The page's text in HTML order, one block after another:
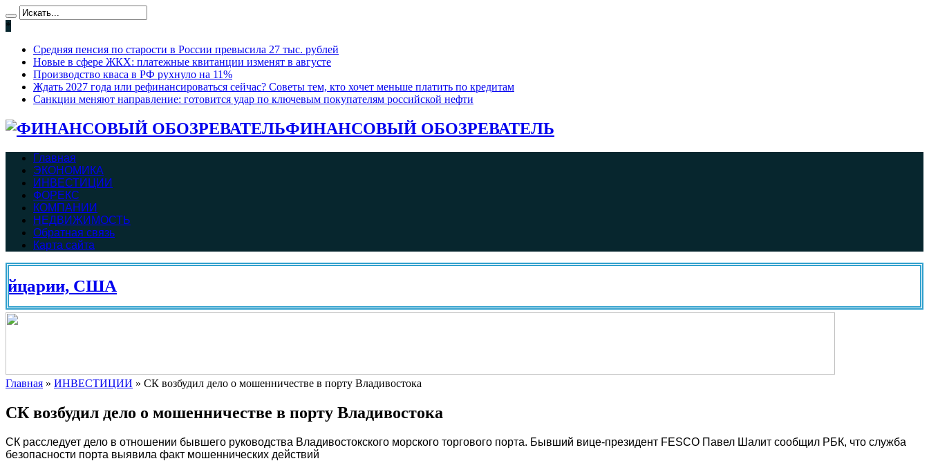
*
Средняя пенсия по старости в России превысила 27 тыс. рублей
Новые в сфере ЖКХ: платежные квитанции изменят в августе
Производство кваса в РФ рухнуло на 11%
Ждать 2027 года или рефинансироваться сейчас? Советы тем, кто хочет меньше платить по кредитам
Санкции меняют направление: готовится удар по ключевым покупателям российской нефти
ФИНАНСОВЫЙ ОБОЗРЕВАТЕЛЬ
Главная
ЭКОНОМИКА
ИНВЕСТИЦИИ
ФОРЕКС
КОМПАНИИ
НЕДВИЖИМОСТЬ
Обратная связь
Карта сайта
США
Главная » ИНВЕСТИЦИИ » СК возбудил дело о мошенничестве в порту Владивостока
СК возбудил дело о мошенничестве в порту Владивостока
СК расследует дело в отношении бывшего руководства Владивостокского морского торгового порта. Бывший вице-президент FESCO Павел Шалит сообщил РБК, что служба
безопасности порта выявила факт мошеннических действий